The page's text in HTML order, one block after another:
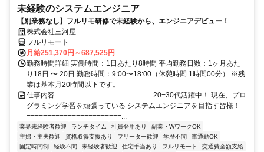
未経験のシステムエンジニア
【別業務なし】フルリモ研修で未経験から、エンジニアデビュー！
株式会社三河屋
フルリモート
月給251,370円～687,525円
勤務時間詳細 実働時間：1日あたり8時間 平均勤務日数：1ヶ月あた
り18日 〜 20日 勤務時間：9:00〜18:00（休憩時間 1時間00分） ※残
業は基本月20時間以下です。
仕事内容 ======================= 20−30代活躍中！ 現在、プロ
グラミング学習を頑張っている システムエンジニアを目指す皆様！
=======================...
業界未経験者歓迎 ランチタイム 社員登用あり
副業・WワークOK
主婦・主夫歓迎
資格取得支援あり フリーター歓迎 学歴不問
車通勤OK
固定時間制
経験不問 未経験者歓迎 住宅手当あり フルリモート
交通費全額支給